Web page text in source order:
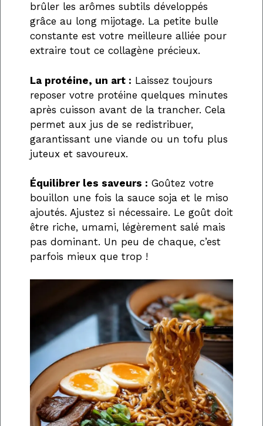
brûler les arômes subtils développés
grâce au long mijotage. La petite bulle
constante est votre meilleure alliée pour
extraire tout ce collagène précieux.
La protéine, un art : Laissez toujours
reposer votre protéine quelques minutes
après cuisson avant de la trancher. Cela
permet aux jus de se redistribuer,
garantissant une viande ou un tofu plus
juteux et savoureux.
Équilibrer les saveurs : Goûtez votre
bouillon une fois la sauce soja et le miso
ajoutés. Ajustez si nécessaire. Le goût doit
être riche, umami, légèrement salé mais
pas dominant. Un peu de chaque, c’est
parfois mieux que trop !